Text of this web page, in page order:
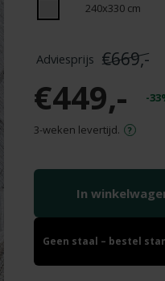
240x330 cm
€669,-
€449,- -
3-weken levertijd.
In
Geen staal – bestel